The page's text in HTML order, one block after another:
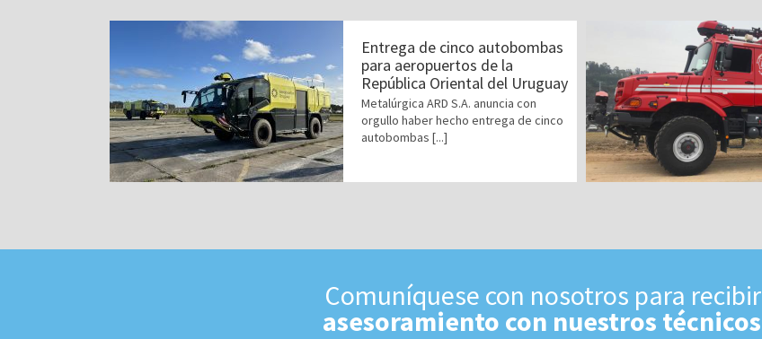
Entrega de cinco autobombas
para aeropuertos de la
República Oriental del Uruguay
Metalúrgica ARD S.A. anuncia con
orgullo haber hecho entrega de cinco
autobombas [...]
Comuníquese con nosotros para recibir
asesoramiento con nuestros técnicos